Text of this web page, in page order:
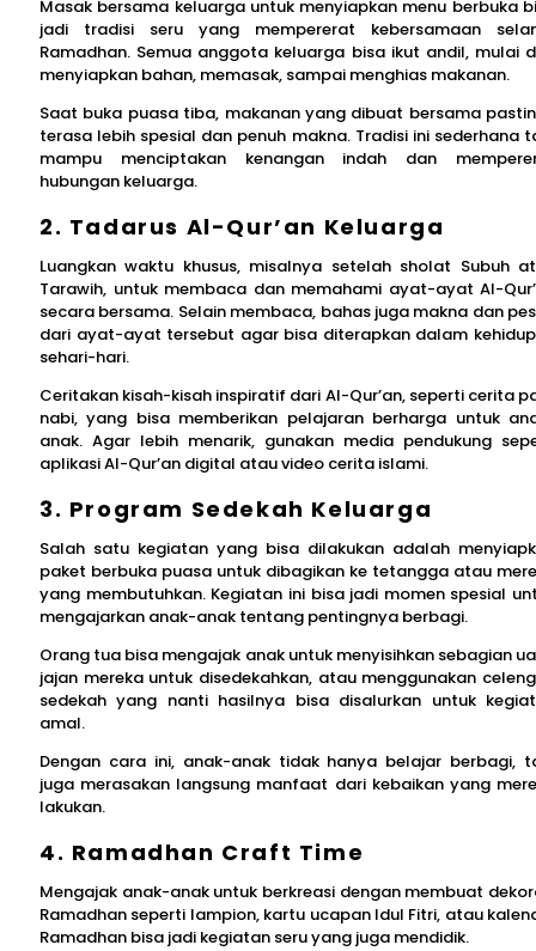
Masak bersama keluarga untuk menyiapkan menu berbuka
jadi tradisi seru yang mempererat kebersamaan
Ramadhan. Semua anggota keluarga bisa ikut andil, mulai
menyiapkan bahan, memasak, sampai menghias makanan.
Saat buka puasa tiba, makanan yang dibuat bersama
terasa lebih spesial dan penuh makna. Tradisi ini sederhana
mampu menciptakan kenangan indah dan
hubungan keluarga.
2. Tadarus Al-Qur’an Keluarga
Luangkan waktu khusus, misalnya setelah sholat Subuh
Tarawih, untuk membaca dan memahami ayat-ayat Al-
secara bersama. Selain membaca, bahas juga makna dan
dari ayat-ayat tersebut agar bisa diterapkan dalam
sehari-hari.
Ceritakan kisah-kisah inspiratif dari Al-Qur’an, seperti cerita
nabi, yang bisa memberikan pelajaran berharga untuk
anak. Agar lebih menarik, gunakan media pendukung
aplikasi Al-Qur’an digital atau video cerita islami.
3. Program Sedekah Keluarga
Salah satu kegiatan yang bisa dilakukan adalah
paket berbuka puasa untuk dibagikan ke tetangga atau
yang membutuhkan. Kegiatan ini bisa jadi momen spesial
mengajarkan anak-anak tentang pentingnya berbagi.
Orang tua bisa mengajak anak untuk menyisihkan sebagian
jajan mereka untuk disedekahkan, atau menggunakan
sedekah yang nanti hasilnya bisa disalurkan untuk
amal.
Dengan cara ini, anak-anak tidak hanya belajar berbagi,
juga merasakan langsung manfaat dari kebaikan yang
lakukan.
4. Ramadhan Craft Time
Mengajak anak-anak untuk berkreasi dengan membuat
Ramadhan seperti lampion, kartu ucapan Idul Fitri, atau
Ramadhan bisa jadi kegiatan seru yang juga mendidik.